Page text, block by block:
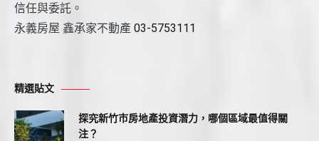
信任與委託。
永義房屋 鑫承家不動產 03-5753111
精選貼文
探究新竹市房地產投資潛力，哪個區域最值得關
注？